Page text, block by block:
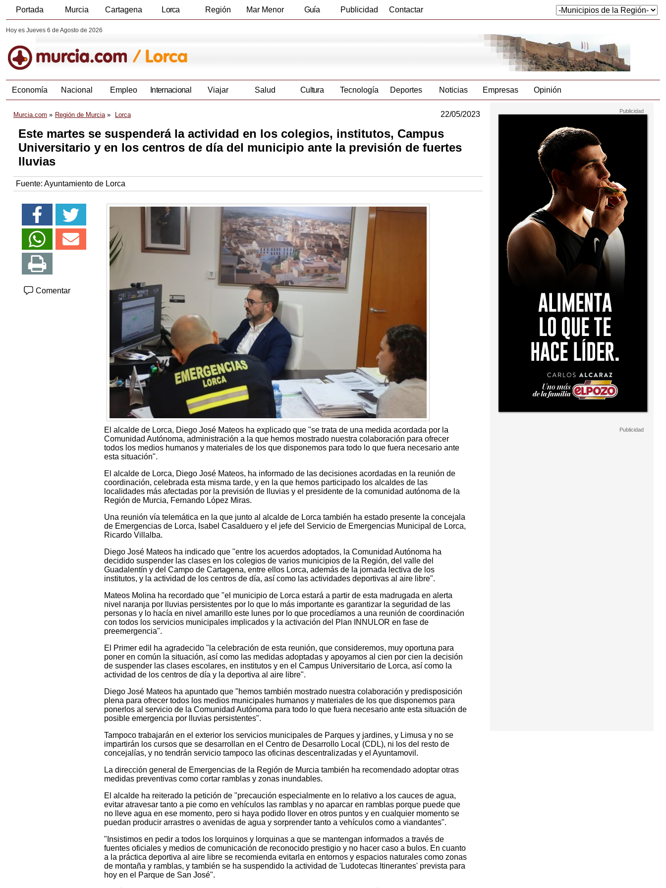
Portada Murcia Cartagena Lorca Región Mar Menor Guía Publicidad Contactar
Hoy es Jueves 6 de Agosto de 2026
Economía Nacional Empleo Internacional Viajar Salud Cultura Tecnología Deportes Noticias Empresas Opinión
Murcia.com Región de Murcia Lorca 22/05/2023
Este martes se suspenderá la actividad en los colegios, institutos, Campus
Universitario y en los centros de día del municipio ante la previsión de fuertes
lluvias
Fuente: Ayuntamiento de Lorca
Comentar
El alcalde de Lorca, Diego José Mateos ha explicado que "se trata de una medida acordada por la
Comunidad Autónoma, administración a la que hemos mostrado nuestra colaboración para ofrecer
todos los medios humanos y materiales de los que disponemos para todo lo que fuera necesario ante
esta situación".
El alcalde de Lorca, Diego José Mateos, ha informado de las decisiones acordadas en la reunión de
coordinación, celebrada esta misma tarde, y en la que hemos participado los alcaldes de las
localidades más afectadas por la previsión de lluvias y el presidente de la comunidad autónoma de la
Región de Murcia, Fernando López Miras.
Una reunión vía telemática en la que junto al alcalde de Lorca también ha estado presente la concejala
de Emergencias de Lorca, Isabel Casalduero y el jefe del Servicio de Emergencias Municipal de Lorca,
Ricardo Villalba.
Diego José Mateos ha indicado que "entre los acuerdos adoptados, la Comunidad Autónoma ha
decidido suspender las clases en los colegios de varios municipios de la Región, del valle del
Guadalentín y del Campo de Cartagena, entre ellos Lorca, además de la jornada lectiva de los
institutos, y la actividad de los centros de día, así como las actividades deportivas al aire libre".
Mateos Molina ha recordado que "el municipio de Lorca estará a partir de esta madrugada en alerta
nivel naranja por lluvias persistentes por lo que lo más importante es garantizar la seguridad de las
personas y lo hacía en nivel amarillo este lunes por lo que procedíamos a una reunión de coordinación
con todos los servicios municipales implicados y la activación del Plan INNULOR en fase de
preemergencia".
El Primer edil ha agradecido "la celebración de esta reunión, que consideremos, muy oportuna para
poner en común la situación, así como las medidas adoptadas y apoyamos al cien por cien la decisión
de suspender las clases escolares, en institutos y en el Campus Universitario de Lorca, así como la
actividad de los centros de día y la deportiva al aire libre".
Diego José Mateos ha apuntado que "hemos también mostrado nuestra colaboración y predisposición
plena para ofrecer todos los medios municipales humanos y materiales de los que disponemos para
ponerlos al servicio de la Comunidad Autónoma para todo lo que fuera necesario ante esta situación de
posible emergencia por lluvias persistentes".
Tampoco trabajarán en el exterior los servicios municipales de Parques y jardines, y Limusa y no se
impartirán los cursos que se desarrollan en el Centro de Desarrollo Local (CDL), ni los del resto de
concejalías, y no tendrán servicio tampoco las oficinas descentralizadas y el Ayuntamovil.
La dirección general de Emergencias de la Región de Murcia también ha recomendado adoptar otras
medidas preventivas como cortar ramblas y zonas inundables.
El alcalde ha reiterado la petición de "precaución especialmente en lo relativo a los cauces de agua,
evitar atravesar tanto a pie como en vehículos las ramblas y no aparcar en ramblas porque puede que
no lleve agua en ese momento, pero si haya podido llover en otros puntos y en cualquier momento se
puedan producir arrastres o avenidas de agua y sorprender tanto a vehículos como a viandantes".
"Insistimos en pedir a todos los lorquinos y lorquinas a que se mantengan informados a través de
fuentes oficiales y medios de comunicación de reconocido prestigio y no hacer caso a bulos. En cuanto
a la práctica deportiva al aire libre se recomienda evitarla en entornos y espacios naturales como zonas
de montaña y ramblas, y también se ha suspendido la actividad de 'Ludotecas Itinerantes' prevista para
hoy en el Parque de San José".